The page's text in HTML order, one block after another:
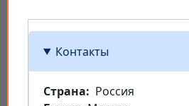
Контакты
Страна
Россия